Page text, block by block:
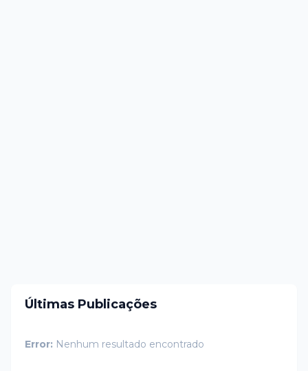
Últimas Publicações
Error: Nenhum resultado encontrado